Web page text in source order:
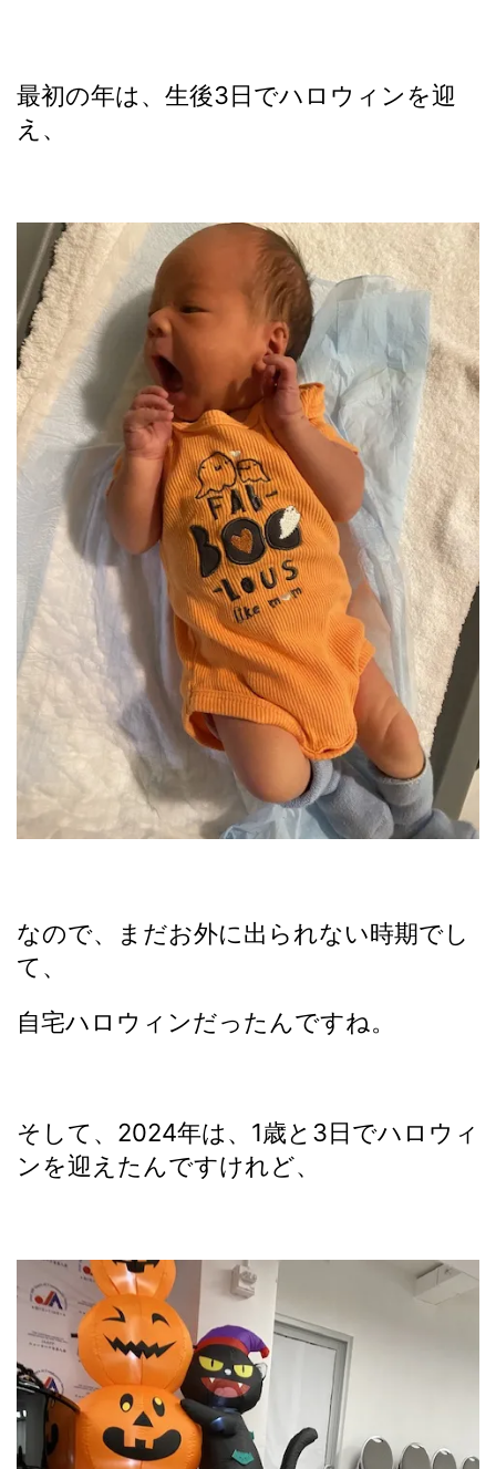
最初の年は、生後3日でハロウィンを迎
え、
なので、まだお外に出られない時期でし
て、
自宅ハロウィンだったんですね。
そして、2024年は、1歳と3日でハロウィ
ンを迎えたんですけれど、